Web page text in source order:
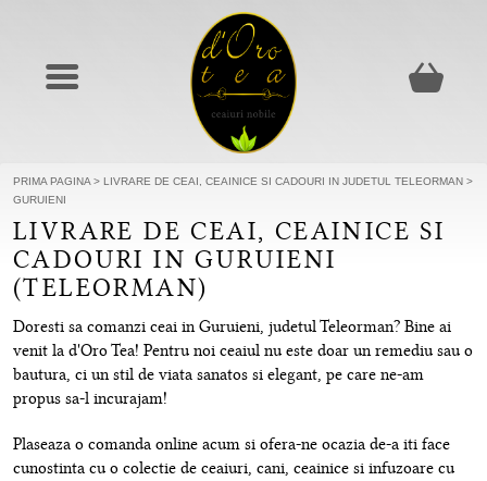
PRIMA PAGINA > LIVRARE DE CEAI, CEAINICE SI CADOURI IN JUDETUL TELEORMAN >
GURUIENI
LIVRARE DE CEAI, CEAINICE SI
CADOURI IN GURUIENI
(TELEORMAN)
Doresti sa comanzi ceai in Guruieni, judetul Teleorman? Bine ai
venit la d'Oro Tea! Pentru noi ceaiul nu este doar un remediu sau o
bautura, ci un stil de viata sanatos si elegant, pe care ne-am
propus sa-l incurajam!
Plaseaza o comanda online acum si ofera-ne ocazia de-a iti face
cunostinta cu o colectie de ceaiuri, cani, ceainice si infuzoare cu